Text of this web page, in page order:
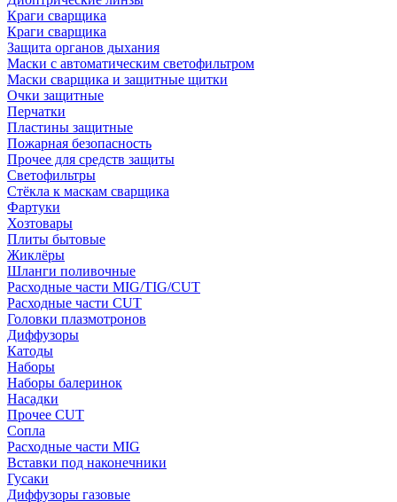
Краги сварщика
Краги сварщика
Защита органов дыхания
Маски с автоматическим светофильтром
Маски сварщика и защитные щитки
Очки защитные
Перчатки
Пластины защитные
Пожарная безопасность
Прочее для средств защиты
Светофильтры
Стёкла к маскам сварщика
Фартуки
Хозтовары
Плиты бытовые
Жиклёры
Шланги поливочные
Расходные части MIG/TIG/CUT
Расходные части CUT
Головки плазмотронов
Диффузоры
Катоды
Наборы
Наборы балеринок
Насадки
Прочее CUT
Сопла
Расходные части MIG
Вставки под наконечники
Гусаки
Диффузоры газовые